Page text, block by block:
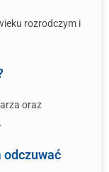
rozrodczym i
oraz
odczuwać